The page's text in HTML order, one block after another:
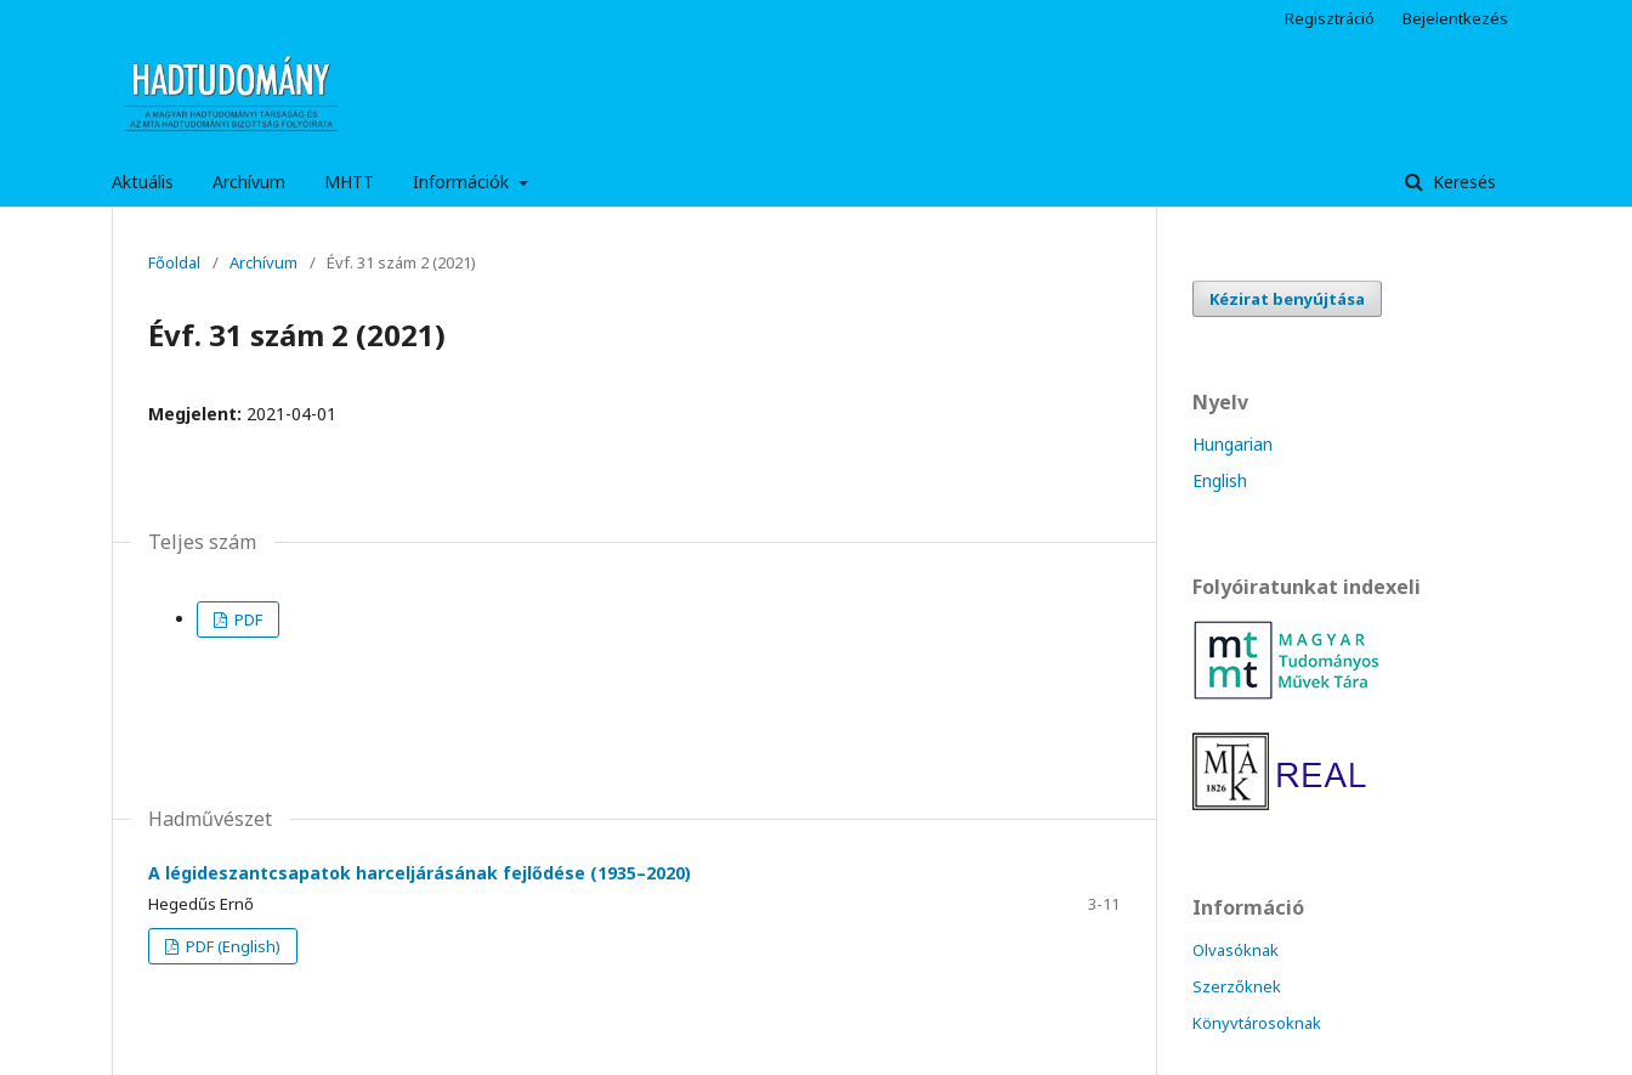
Aktuális Archívum MHTT Információk Keresés
Regisztráció Bejelentkezés
Főoldal / Archívum / Évf. 31 szám 2 (2021)
Évf. 31 szám 2 (2021)
Megjelent: 2021-04-01
Teljes szám
PDF
Hadművészet
A légideszantcsapatok harceljárásának fejlődése (1935–2020)
Hegedűs Ernő
3-11
PDF (English)
Kézirat benyújtása
Nyelv
Hungarian
English
Folyóiratunkat indexeli
Információ
Olvasóknak
Szerzőknek
Könyvtárosoknak